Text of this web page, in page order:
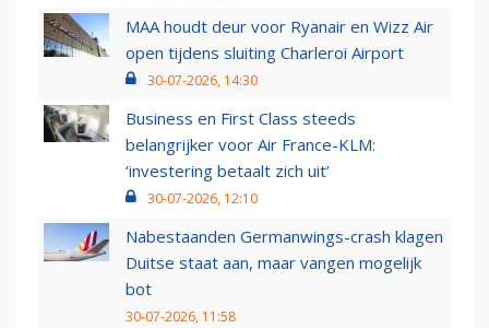
MAA houdt deur voor Ryanair en Wizz Air
open tijdens sluiting Charleroi Airport
30-07-2026, 14:30
Business en First Class steeds
belangrijker voor Air France-KLM:
‘investering betaalt zich uit’
30-07-2026, 12:10
Nabestaanden Germanwings-crash klagen
Duitse staat aan, maar vangen mogelijk
bot
30-07-2026, 11:58